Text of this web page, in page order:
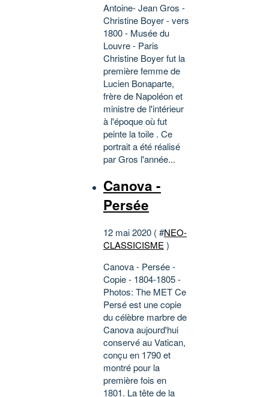
Antoine- Jean Gros -
Christine Boyer - vers
1800 - Musée du
Louvre - Paris
Christine Boyer fut la
première femme de
Lucien Bonaparte,
frère de Napoléon et
ministre de l'intérieur
à l'époque où fut
peinte la toile . Ce
portrait a été réalisé
par Gros l'année...
Canova -
Persée
12 mai 2020 ( #NEO-
CLASSICISME )
Canova - Persée -
Copie - 1804-1805 -
Photos: The MET Ce
Persé est une copie
du célèbre marbre de
Canova aujourd'hui
conservé au Vatican,
conçu en 1790 et
montré pour la
première fois en
1801. La tête de la